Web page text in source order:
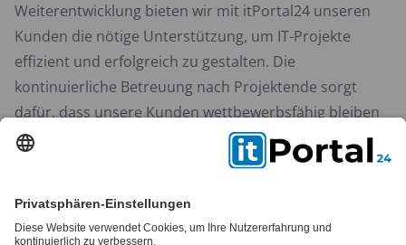
Weiterentwicklung bieten wir mit itPortal24 unseren
Kunden die nötige Unterstützung, um IT-Projekte
effizient und erfolgreich zu gestalten. Die
kontinuierliche Betreuung nach Projektende sorgt
dafür, dass unsere Kunden wettbewerbsfähig bleiben
und jederzeit auf neue Entwicklungen reagieren
können. So wird jedes Projekt zu einer echten Win-win-